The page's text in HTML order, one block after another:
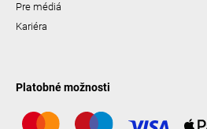
Pre médiá
Kariéra
Platobné možnosti